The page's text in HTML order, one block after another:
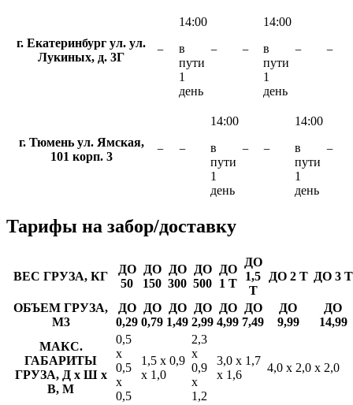
г. Екатеринбург ул. ул.
Лукиных, д. 3Г
−
14:00
в
пути
1
день
− −
14:00
в
пути
1
день
− −
г. Тюмень ул. Ямская,
101 корп. 3
− −
14:00
в
пути
1
день
− −
14:00
в
пути
1
день
−
Тарифы на забор/доставку
ВЕС ГРУЗА, КГ
ДО
50
ДО
150
ДО
300
ДО
500
ДО
1 Т
ДО
1,5
Т
ДО 2 Т ДО 3 Т
ОБЪЕМ ГРУЗА,
М3
ДО
0,29
ДО
0,79
ДО
1,49
ДО
2,99
ДО
4,99
ДО
7,49
ДО
9,99
ДО
14,99
МАКС.
ГАБАРИТЫ
ГРУЗА, Д х Ш х
В, М
0,5
х
0,5
х
0,5
1,5 х 0,9
х 1,0
2,3
х
0,9
х
1,2
3,0 х 1,7
х 1,6
4,0 х 2,0 х 2,0